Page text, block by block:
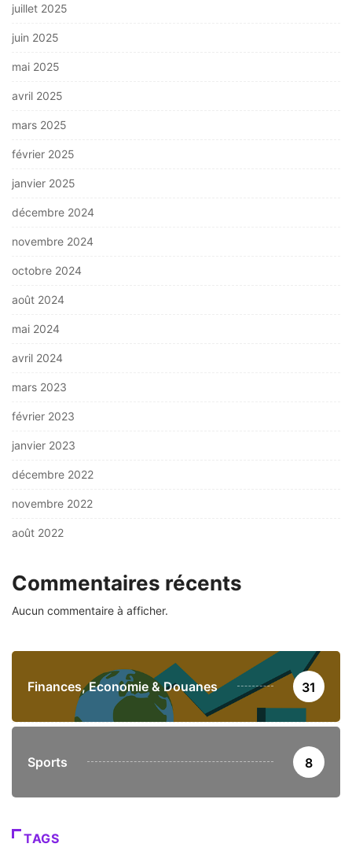
juillet 2025
juin 2025
mai 2025
avril 2025
mars 2025
février 2025
janvier 2025
décembre 2024
novembre 2024
octobre 2024
août 2024
mai 2024
avril 2024
mars 2023
février 2023
janvier 2023
décembre 2022
novembre 2022
août 2022
Commentaires récents
Aucun commentaire à afficher.
Finances, Economie & Douanes 31
Sports 8
TAGS